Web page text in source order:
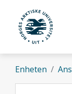
Gå til hovedinnhold
UiT
Enheten